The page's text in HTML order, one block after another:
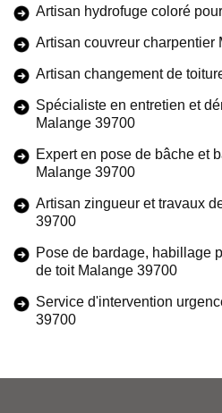
Artisan hydrofuge coloré
Artisan couvreur charpentier
Artisan changement de
Spécialiste en entretien et
Malange 39700
Expert en pose de bâche et
Malange 39700
Artisan zingueur et travaux
39700
Pose de bardage, habillage
de toit Malange 39700
Service d'intervention
39700